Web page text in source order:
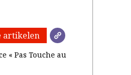
artikelen
« Pas Touche au